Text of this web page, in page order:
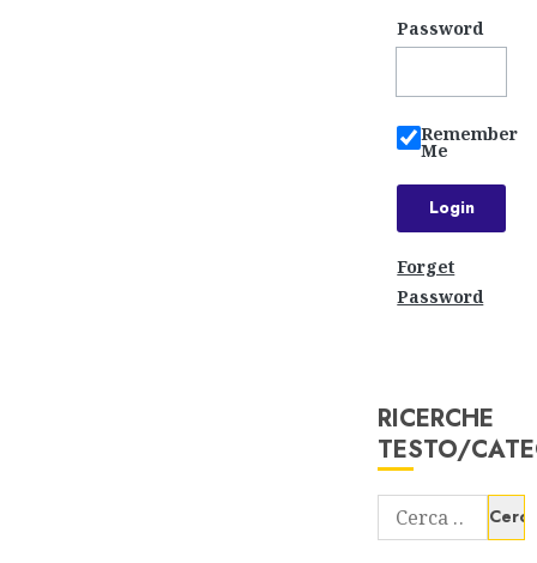
Password
Remember
Me
Forget
Password
RICERCHE
TESTO/
Ricerca
per: